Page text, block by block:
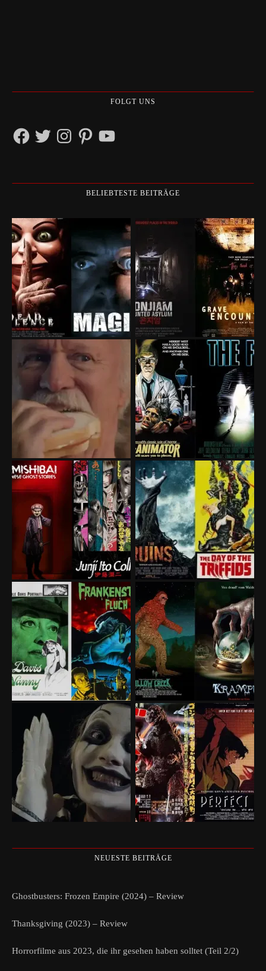
FOLGT UNS
FacebookTwitterInstagramPinterestYouTube
BELIEBTESTE BEITRÄGE
NEUESTE BEITRÄGE
Ghostbusters: Frozen Empire (2024) – Review
Thanksgiving (2023) – Review
Horrorfilme aus 2023, die ihr gesehen haben solltet (Teil 2/2)